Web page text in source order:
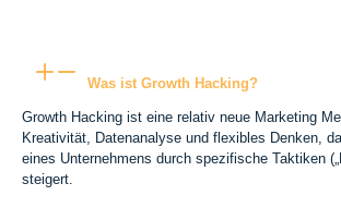
Was ist Growth Hacking?
Growth Hacking ist eine relativ neue Marketing
Kreativität, Datenanalyse und flexibles Denken,
eines Unternehmens durch spezifische Taktiken
steigert.